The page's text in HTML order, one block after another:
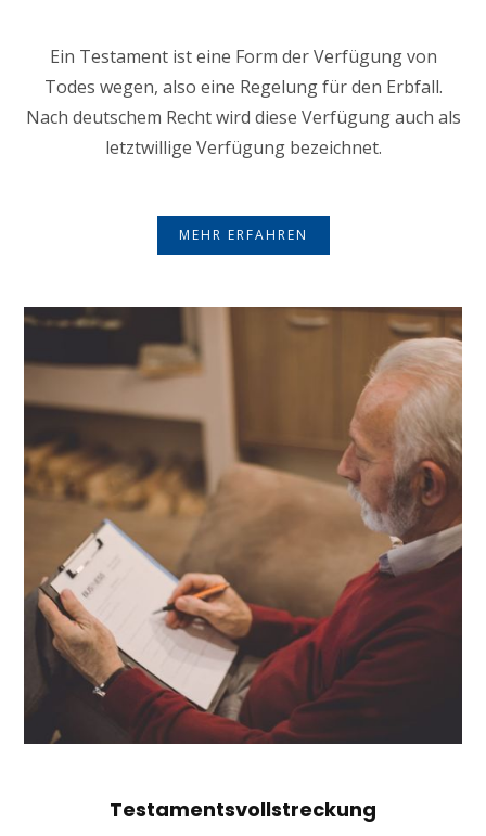
Ein Testament ist eine Form der Verfügung von
Todes wegen, also eine Regelung für den Erbfall.
Nach deutschem Recht wird diese Verfügung auch als
letztwillige Verfügung bezeichnet.
MEHR ERFAHREN
Testamentsvollstreckung